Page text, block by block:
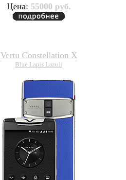
Цена: 55000 руб.
Vertu Constellation X
Blue Lapis Lazuli